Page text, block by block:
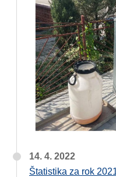
14. 4. 2022
Štatistika za rok